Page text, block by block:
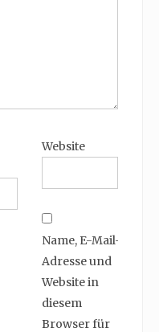
Website
Name, E-Mail-
Adresse und
Website in
diesem
Browser für